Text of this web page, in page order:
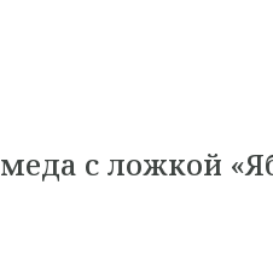
с ложкой